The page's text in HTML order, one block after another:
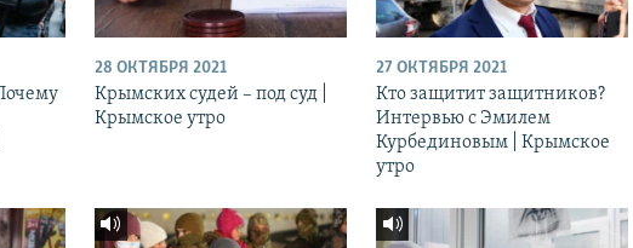
28 ОКТЯБРЯ 2021
Крымских судей – под суд |
Крымское утро
27 ОКТЯБРЯ 2021
Кто защитит защитников?
Интервью с Эмилем
Курбединовым | Крымское
утро